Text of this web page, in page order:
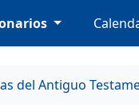
del Antiguo